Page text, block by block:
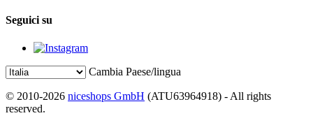
Seguici su
Cambia Paese/lingua
© 2010-2026 niceshops GmbH (ATU63964918) - All rights
reserved.